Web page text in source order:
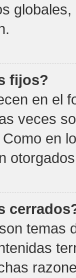
fijos?
en el
veces
en
temas